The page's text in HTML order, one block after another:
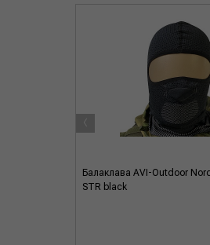
Балаклава AVI-Outdoor
STR black
‹